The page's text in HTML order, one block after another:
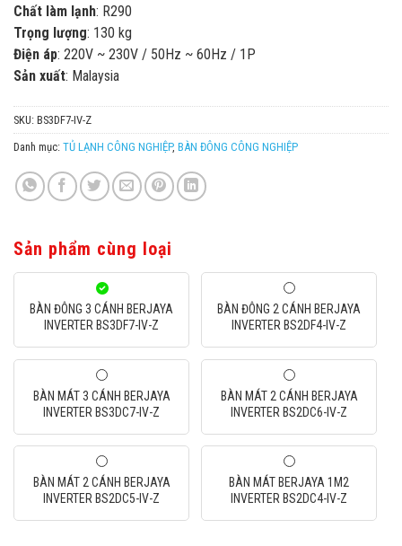
Chất làm lạnh: R290
Trọng lượng: 130 kg
Điện áp: 220V ~ 230V / 50Hz ~ 60Hz / 1P
Sản xuất: Malaysia
SKU: BS3DF7-IV-Z
Danh mục: TỦ LẠNH CÔNG NGHIỆP, BÀN ĐÔNG CÔNG NGHIỆP
Sản phẩm cùng loại
BÀN ĐÔNG 3 CÁNH BERJAYA
INVERTER BS3DF7-IV-Z
BÀN ĐÔNG 2 CÁNH BERJAYA
INVERTER BS2DF4-IV-Z
BÀN MÁT 3 CÁNH BERJAYA
INVERTER BS3DC7-IV-Z
BÀN MÁT 2 CÁNH BERJAYA
INVERTER BS2DC6-IV-Z
BÀN MÁT 2 CÁNH BERJAYA
INVERTER BS2DC5-IV-Z
BÀN MÁT BERJAYA 1M2
INVERTER BS2DC4-IV-Z